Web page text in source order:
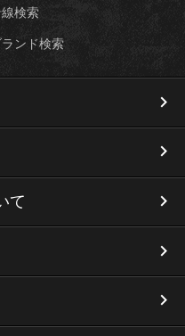
検索
ランド検索
て